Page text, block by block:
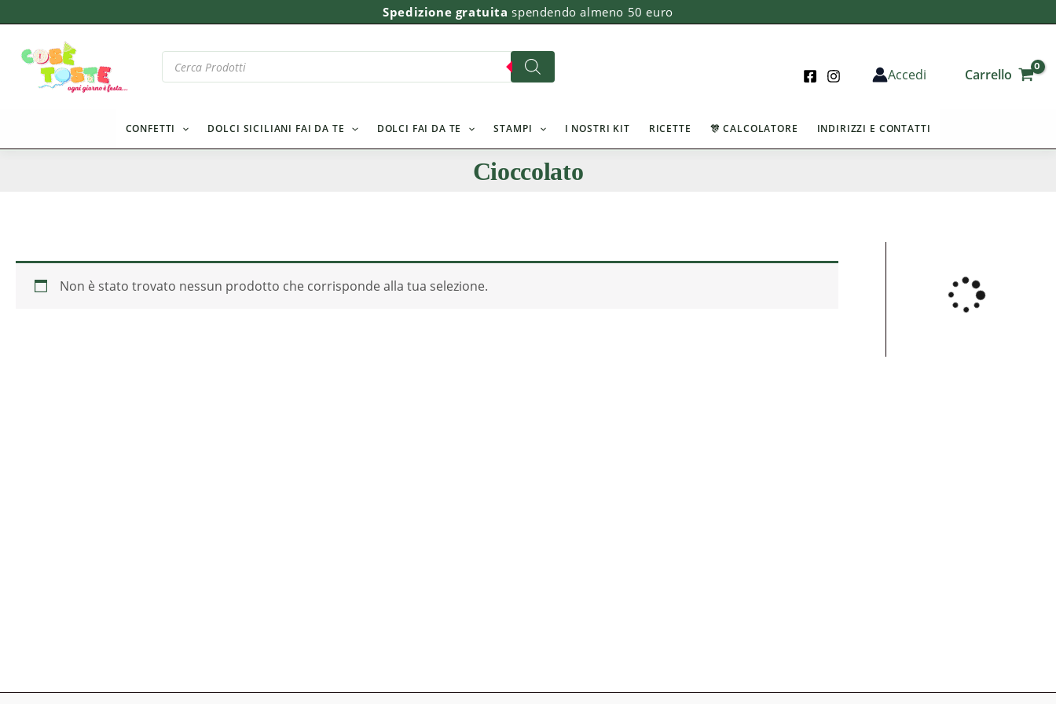
al
contenuto
Spedizione gratuita spendendo almeno 50 euro
Products
search
Accedi Carrello
CONFETTI DOLCI SICILIANI FAI DA TE DOLCI FAI DA TE STAMPI I NOSTRI KIT RICETTE 🎊 CALCOLATORE INDIRIZZI E CONTATTI
Cioccolato
Non è stato trovato nessun prodotto che corrisponde alla tua selezione.